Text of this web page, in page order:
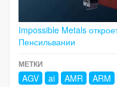
Impossible Metals
Пенсильвании
МЕТКИ
AGV ai AMR ARM